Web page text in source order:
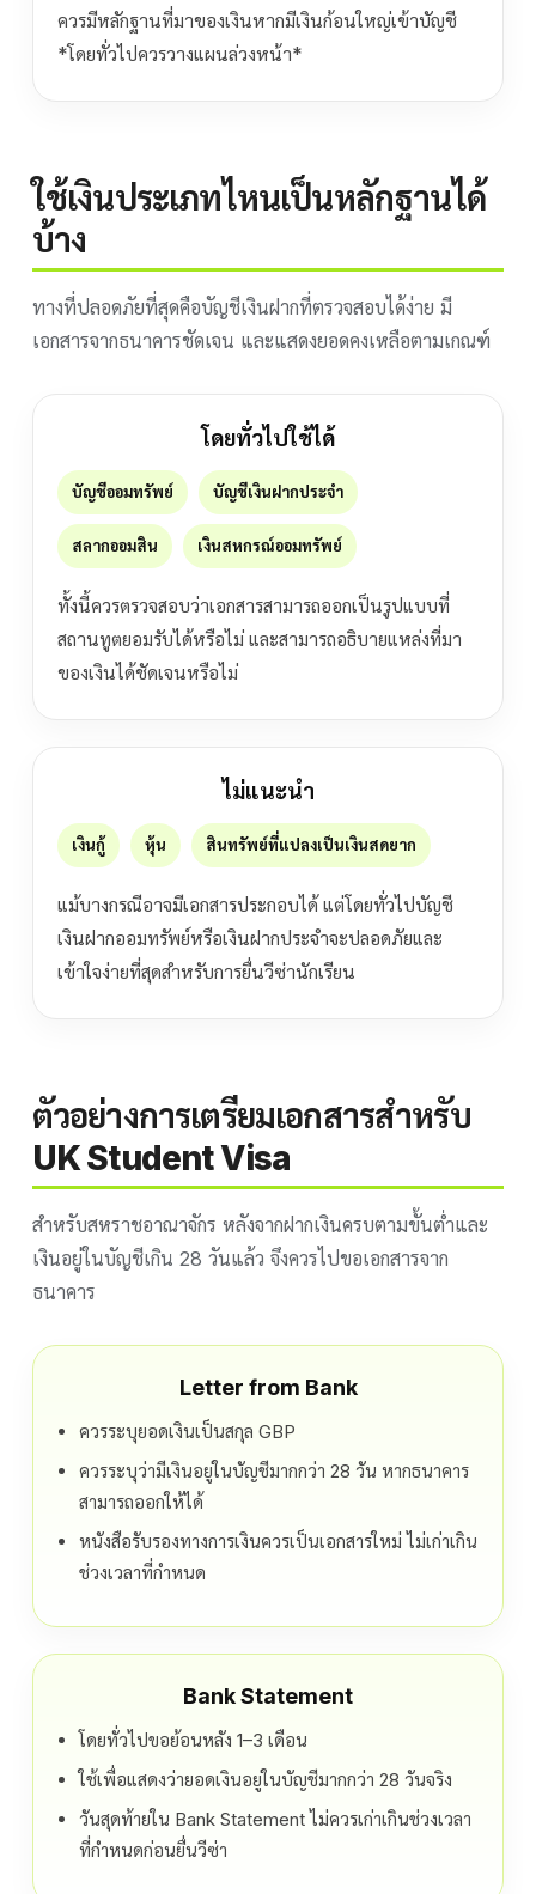
ควรมีหลักฐานที่มาของเงินหากมีเงินก้อนใหญ่เข้าบัญชี
*โดยทั่วไปควรวางแผนล่วงหน้า*
ใช้เงินประเภทไหนเป็นหลักฐานได้
บ้าง
ทางที่ปลอดภัยที่สุดคือบัญชีเงินฝากที่ตรวจสอบได้ง่าย มี
เอกสารจากธนาคารชัดเจน และแสดงยอดคงเหลือตามเกณฑ์
โดยทั่วไปใช้ได้
บัญชีออมทรัพย์ บัญชีเงินฝากประจำ
สลากออมสิน เงินสหกรณ์ออมทรัพย์
ทั้งนี้ควรตรวจสอบว่าเอกสารสามารถออกเป็นรูปแบบที่
สถานทูตยอมรับได้หรือไม่ และสามารถอธิบายแหล่งที่มา
ของเงินได้ชัดเจนหรือไม่
ไม่แนะนำ
เงินกู้ หุ้น สินทรัพย์ที่แปลงเป็นเงินสดยาก
แม้บางกรณีอาจมีเอกสารประกอบได้ แต่โดยทั่วไปบัญชี
เงินฝากออมทรัพย์หรือเงินฝากประจำจะปลอดภัยและ
เข้าใจง่ายที่สุดสำหรับการยื่นวีซ่านักเรียน
ตัวอย่างการเตรียมเอกสารสำหรับ
UK Student Visa
สำหรับสหราชอาณาจักร หลังจากฝากเงินครบตามขั้นต่ำและ
เงินอยู่ในบัญชีเกิน 28 วันแล้ว จึงควรไปขอเอกสารจาก
ธนาคาร
Letter from Bank
ควรระบุยอดเงินเป็นสกุล GBP
ควรระบุว่ามีเงินอยู่ในบัญชีมากกว่า 28 วัน หากธนาคาร
สามารถออกให้ได้
หนังสือรับรองทางการเงินควรเป็นเอกสารใหม่ ไม่เก่าเกิน
ช่วงเวลาที่กำหนด
Bank Statement
โดยทั่วไปขอย้อนหลัง 1–3 เดือน
ใช้เพื่อแสดงว่ายอดเงินอยู่ในบัญชีมากกว่า 28 วันจริง
วันสุดท้ายใน Bank Statement ไม่ควรเก่าเกินช่วงเวลา
ที่กำหนดก่อนยื่นวีซ่า